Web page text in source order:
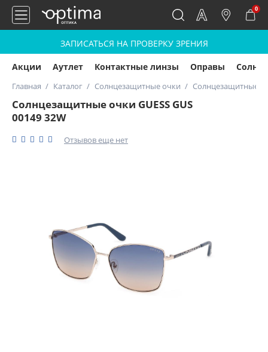
0
ЗАПИСАТЬСЯ НА ПРОВЕРКУ ЗРЕНИЯ
Акции Аутлет Контактные линзы Оправы
Главная Каталог Солнцезащитные очки Солнцезащитные
Солнцезащитные очки GUESS GUS
00149 32W
Отзывов еще нет